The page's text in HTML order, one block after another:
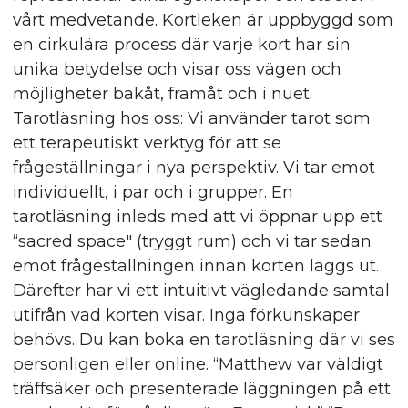
Yoga för män I "yoga för män" praktiserar vi
VISA PASS
Mer info
work are important in helping transforming
consciousness. Matthew tar sessioner i både
svenska och engelska. Läs mer om Holistisk
terapi här: https://spiritual-uplift.com/intuitiva-
samtal
BOKA
Mer info
Intuitiva samtal
60 min
850,00 SEK inkl. moms
Längtar du efter en förändring? Pernilla är väl
etablerad inom personlig utveckling med ett
holistiskt synsätt där vi helar vårt förflutna,
släpper begränsade tankemönster, sätter nya
stresshantering, träningsprogram, manuell
behandling etc så försöker vi hitta lämpliga
strategier för att uppnå detta, och jag har ett
nätverk av olika terapeuter som jag hänvisar
till vid behov. Varmt välkommen att boka tid
för konsultation eller hör av dig om du har
några frågor!
BOKA
Mer info
Medicinsk laser
60 min
900,00 SEK inkl. moms
750,00 SEK inkl. moms
vårt medvetande. Kortleken är uppbyggd som
en cirkulära process där varje kort har sin
unika betydelse och visar oss vägen och
möjligheter bakåt, framåt och i nuet.
Tarotläsning hos oss: Vi använder tarot som
ett terapeutiskt verktyg för att se
frågeställningar i nya perspektiv. Vi tar emot
individuellt, i par och i grupper. En
tarotläsning inleds med att vi öppnar upp ett
“sacred space" (tryggt rum) och vi tar sedan
emot frågeställningen innan korten läggs ut.
Därefter har vi ett intuitivt vägledande samtal
utifrån vad korten visar. Inga förkunskaper
behövs. Du kan boka en tarotläsning där vi ses
personligen eller online. “Matthew var väldigt
träffsäker och presenterade läggningen på ett